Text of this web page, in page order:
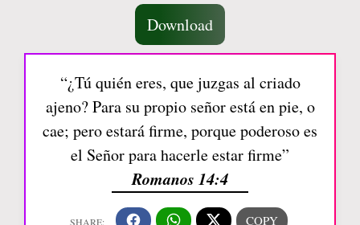
Download
“¿Tú quién eres, que juzgas al criado
ajeno? Para su propio señor está en pie, o
cae; pero estará firme, porque poderoso es
el Señor para hacerle estar firme”
Romanos 14:4